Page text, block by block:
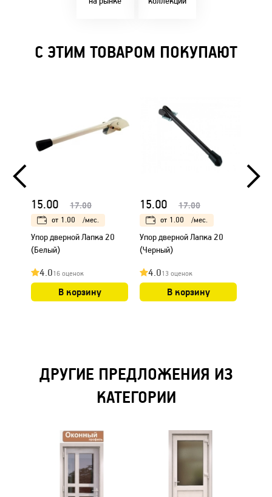
С ЭТИМ ТОВАРОМ ПОКУПАЮТ
15.00 17.00
от 1.00 /мес.
Упор дверной Лапка 20
(Белый)
4.016 оценок
В корзину
15.00 17.00
от 1.00 /мес.
Упор дверной Лапка 20
(Черный)
4.013 оценок
В корзину
ДРУГИЕ ПРЕДЛОЖЕНИЯ ИЗ
КАТЕГОРИИ